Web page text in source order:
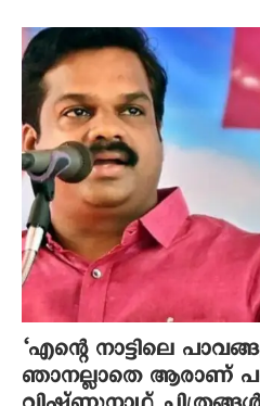
‘എന്റെ നാട്ടിലെ
ഞാനല്ലാതെ ആരാണ്